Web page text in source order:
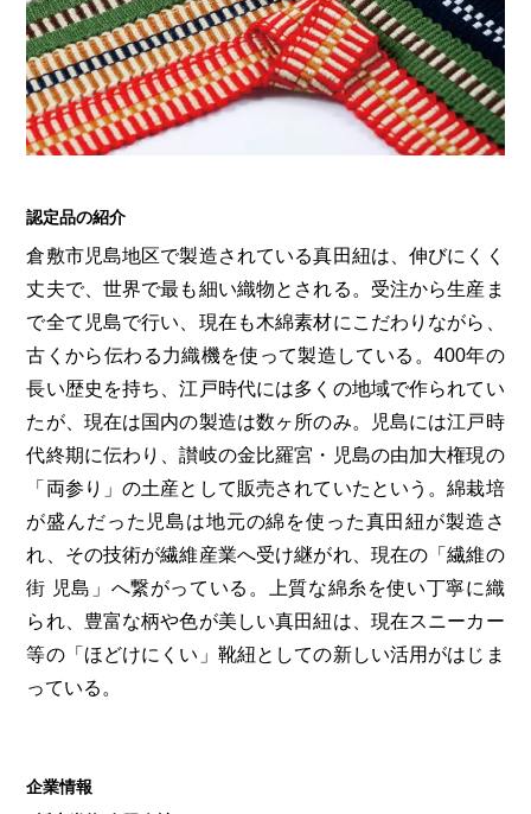
認定品の紹介
倉敷市児島地区で製造されている真田紐は、伸びにくく
丈夫で、世界で最も細い織物とされる。受注から生産ま
で全て児島で行い、現在も木綿素材にこだわりながら、
古くから伝わる力織機を使って製造している。400年の
長い歴史を持ち、江戸時代には多くの地域で作られてい
たが、現在は国内の製造は数ヶ所のみ。児島には江戸時
代終期に伝わり、讃岐の金比羅宮・児島の由加大権現の
「両参り」の土産として販売されていたという。綿栽培
が盛んだった児島は地元の綿を使った真田紐が製造さ
れ、その技術が繊維産業へ受け継がれ、現在の「繊維の
街 児島」へ繋がっている。上質な綿糸を使い丁寧に織
られ、豊富な柄や色が美しい真田紐は、現在スニーカー
等の「ほどけにくい」靴紐としての新しい活用がはじま
っている。
企業情報